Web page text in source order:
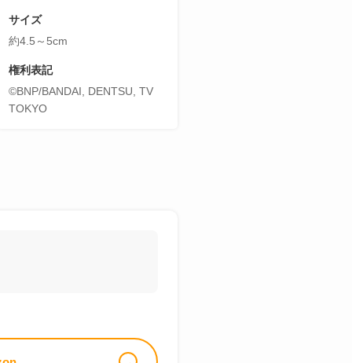
サイズ
約4.5～5cm
権利表記
©BNP/BANDAI, DENTSU, TV
TOKYO